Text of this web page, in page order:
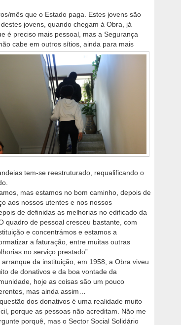
mês que o Estado paga. Estes jovens são
jovens, quando chegam à Obra, já
é preciso mais pessoal, mas a Segurança
cabe em outros sítios, ainda para mais
tem-se reestruturado, requalificando o
mas estamos no bom caminho, depois de
aos nossos utentes e nos nossos
de definidas as melhorias no edificado da
quadro de pessoal cresceu bastante, com
e concentrámos e estamos a
a faturação, entre muitas outras
no serviço prestado”.
arranque da instituição, em 1958, a Obra viveu
de donativos e da boa vontade da
hoje as coisas são um pouco
mas ainda assim…
questão dos donativos é uma realidade muito
porque as pessoas não acreditam. Não me
porquê, mas o Sector Social Solidário